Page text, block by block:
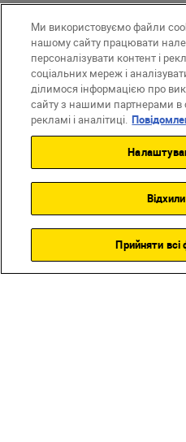
Ми використовуємо файли
нашому сайту працювати
персоналізувати контент і
соціальних мереж і
ділимося інформацією про
сайту з нашими партнерами в
рекламі і аналітиці.
Прийняти